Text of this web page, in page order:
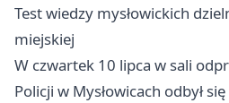
Test wiedzy mysłowickich
miejskiej
W czwartek 10 lipca w sali
Policji w Mysłowicach odbył